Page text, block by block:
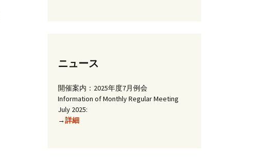
ニュース
開催案内：2025年度7月例会
Information of Monthly Regular Meeting
July 2025:
→詳細